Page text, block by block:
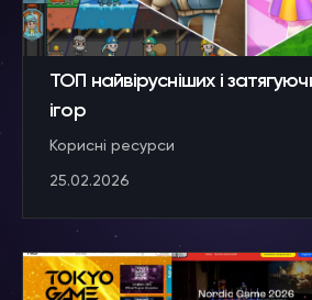
ТОП найвірусніших і
ігор
Корисні ресурси
25.02.2026